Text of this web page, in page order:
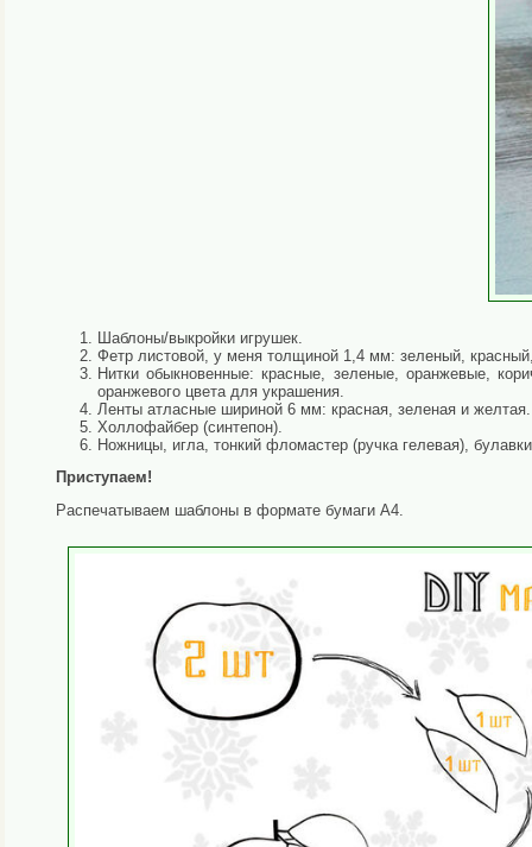
Шаблоны/выкройки игрушек.
Фетр листовой, у меня толщиной 1,4 мм: зеленый,
Нитки обыкновенные: красные, зеленые, оранжевые,
оранжевого цвета для украшения.
Ленты атласные шириной 6 мм: красная, зеленая и желтая.
Холлофайбер (синтепон).
Ножницы, игла, тонкий фломастер (ручка гелевая),
Приступаем!
Распечатываем шаблоны в формате бумаги А4.